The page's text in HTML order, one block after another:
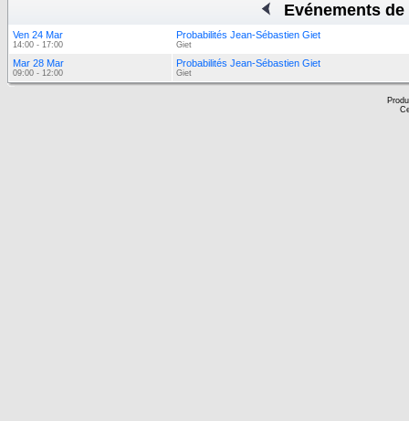
Evénements
Ven 24 Mar
14:00 - 17:00
Probabilités Jean-Sébastien Giet
Giet
Mar 28 Mar
09:00 - 12:00
Probabilités Jean-Sébastien Giet
Giet